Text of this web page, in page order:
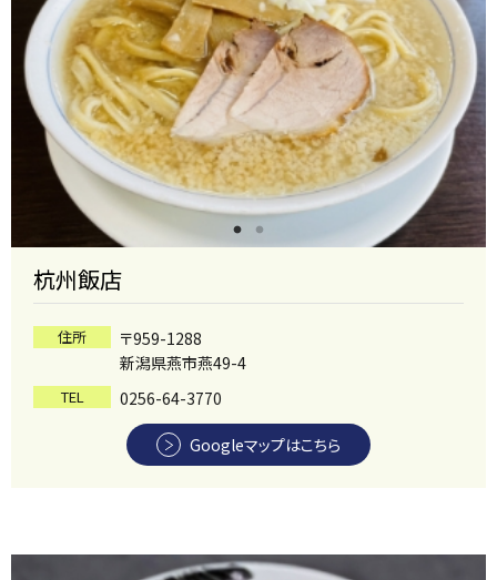
杭州飯店
住所
〒959-1288
新潟県燕市燕49-4
TEL 0256-64-3770
Googleマップはこちら